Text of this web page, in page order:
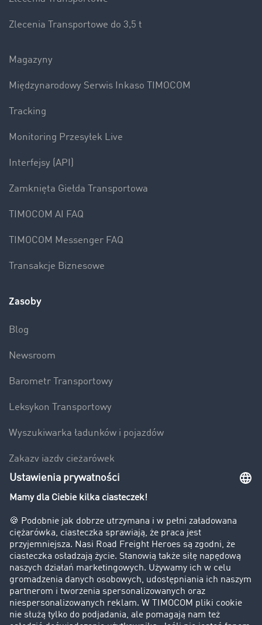
Zlecenia Transportowe do 3,5 t
Magazyny
Międzynarodowy Serwis Inkaso TIMOCOM
Tracking
Monitoring Przesyłek Live
Interfejsy (API)
Zamknięta Giełda Transportowa
TIMOCOM AI FAQ
TIMOCOM Messenger FAQ
Transakcje Biznesowe
Zasoby
Blog
Newsroom
Barometr Transportowy
Leksykon Transportowy
Wyszukiwarka ładunków i pojazdów
Zakazy jazdy ciężarówek
Bezpieczeństwo
Firma
Historie sukcesu
Klienci pozyskują nowych klientów
Informacje prawne